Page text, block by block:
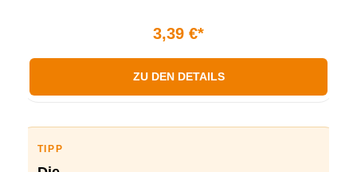
3,39 €*
ZU DEN DETAILS
TIPP